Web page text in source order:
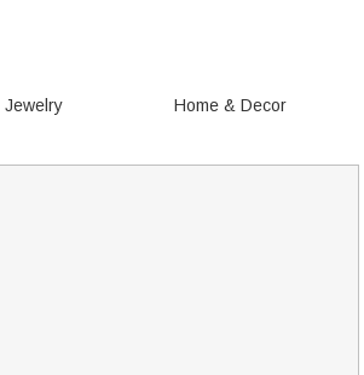
Jewelry Home & Decor